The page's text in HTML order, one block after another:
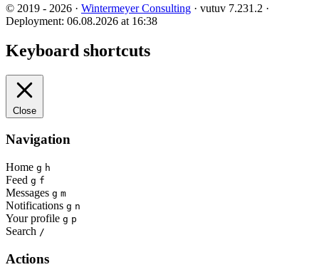
© 2019 - 2026 · Wintermeyer Consulting · vutuv 7.231.2 ·
Deployment: 06.08.2026 at 16:38
Keyboard shortcuts
Close
Navigation
Home g h
Feed g f
Messages g m
Notifications g n
Your profile g p
Search /
Actions